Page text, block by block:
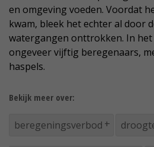
en omgeving voeden. Voordat
kwam, bleek het echter al door
watergangen onttrokken. In
ongeveer vijftig beregenaars,
haspels.
Bekijk meer over:
beregeningsverbod